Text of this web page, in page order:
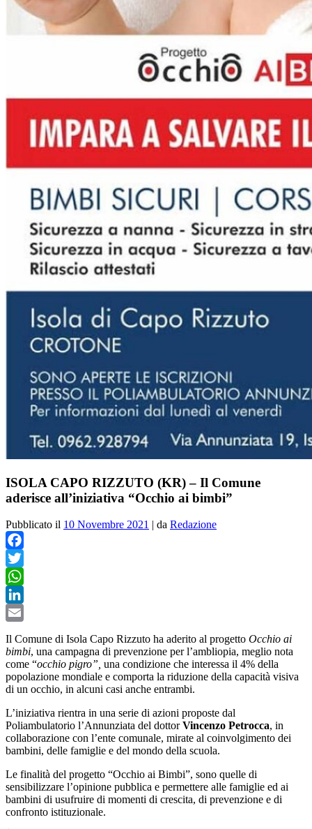
ISOLA CAPO RIZZUTO (KR) – Il Comune
aderisce all’iniziativa “Occhio ai bimbi”
Pubblicato il 10 Novembre 2021 | da Redazione
Facebook
Twitter
WhatsApp
LinkedIn
Il Comune di Isola Capo Rizzuto ha aderito al progetto Occhio ai
bimbi, una campagna di prevenzione per l’ambliopia, meglio nota
come “occhio pigro”, una condizione che interessa il 4% della
popolazione mondiale e comporta la riduzione della capacità visiva
di un occhio, in alcuni casi anche entrambi.
L’iniziativa rientra in una serie di azioni proposte dal
Poliambulatorio l’Annunziata del dottorVincenzo Petrocca, in
collaborazione con l’ente comunale, mirate al coinvolgimento dei
bambini, delle famiglie e del mondo della scuola.
Le finalità del progetto “Occhio ai Bimbi”, sono quelle di
sensibilizzare l’opinione pubblica e permettere alle famiglie ed ai
bambini di usufruire di momenti di crescita, di prevenzione e di
confronto istituzionale.